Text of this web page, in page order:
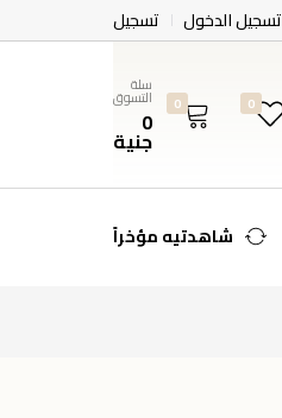
تسجيل الدخول تسجيل
0
0
سلة
التسوق
0
جنية
شاهدتيه مؤخراً